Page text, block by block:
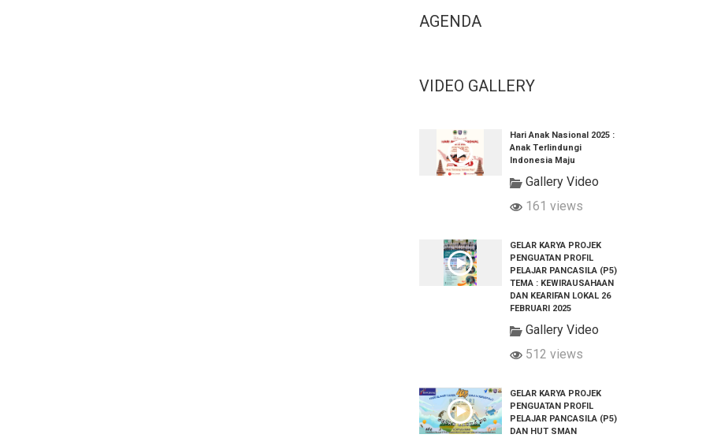
AGENDA
VIDEO GALLERY
Hari Anak Nasional 2025 :
Anak Terlindungi
Indonesia Maju
Gallery Video
161 views
GELAR KARYA PROJEK
PENGUATAN PROFIL
PELAJAR PANCASILA (P5)
TEMA : KEWIRAUSAHAAN
DAN KEARIFAN LOKAL 26
FEBRUARI 2025
Gallery Video
512 views
GELAR KARYA PROJEK
PENGUATAN PROFIL
PELAJAR PANCASILA (P5)
DAN HUT SMAN